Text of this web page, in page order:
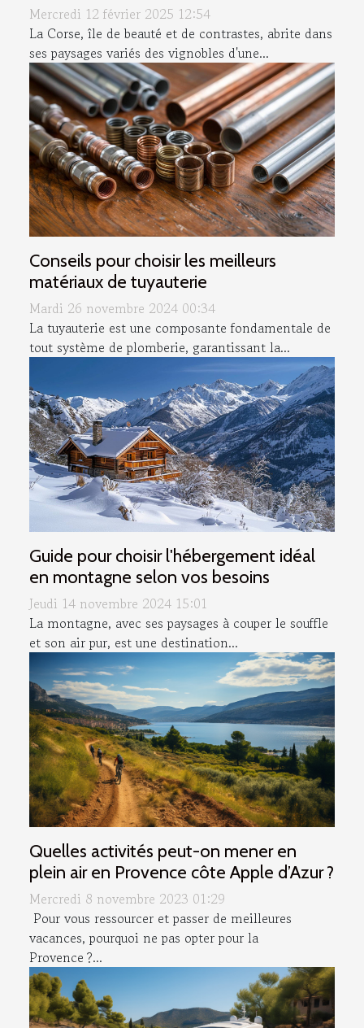
Mercredi 12 février 2025 12:54
La Corse, île de beauté et de contrastes, abrite dans
ses paysages variés des vignobles d'une...
Conseils pour choisir les meilleurs
matériaux de tuyauterie
Mardi 26 novembre 2024 00:34
La tuyauterie est une composante fondamentale de
tout système de plomberie, garantissant la...
Guide pour choisir l'hébergement idéal
en montagne selon vos besoins
Jeudi 14 novembre 2024 15:01
La montagne, avec ses paysages à couper le souffle
et son air pur, est une destination...
Quelles activités peut-on mener en
plein air en Provence côte Apple d’Azur ?
Mercredi 8 novembre 2023 01:29
Pour vous ressourcer et passer de meilleures
vacances, pourquoi ne pas opter pour la
Provence ?...